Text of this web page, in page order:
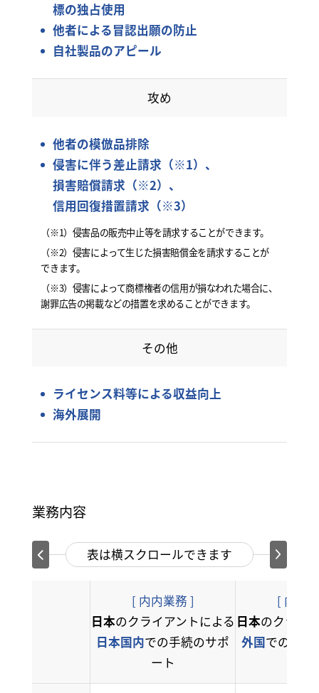
標の独占使用
他者による冒認出願の防止
自社製品のアピール
攻め
他者の模倣品排除
侵害に伴う差止請求（※1）、
損害賠償請求（※2）、
信用回復措置請求（※3）
（※1）侵害品の販売中止等を請求することができます。
（※2）侵害によって生じた損害賠償金を請求することが
できます。
（※3）侵害によって商標権者の信用が損なわれた場合に、
謝罪広告の掲載などの措置を求めることができます。
その他
ライセンス料等による収益向上
海外展開
業務内容
表は横スクロールできます
[ 内内業務 ]
日本のクライアントによる
日本国内での手続のサポ
ート
[ 内外
日本のクライ
外国での手続